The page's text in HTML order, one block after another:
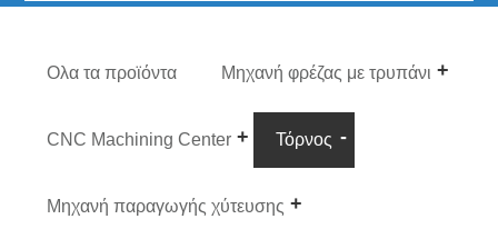
Ολα τα προϊόντα Μηχανή φρέζας με τρυπάνι
CNC Machining Center Τόρνος
Μηχανή παραγωγής χύτευσης